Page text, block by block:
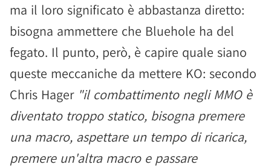
ma il loro significato è abbastanza diretto:
bisogna ammettere che Bluehole ha del
fegato. Il punto, però, è capire quale siano
queste meccaniche da mettere KO: secondo
Chris Hager "il combattimento negli MMO è
diventato troppo statico, bisogna premere
una macro, aspettare un tempo di ricarica,
premere un'altra macro e passare